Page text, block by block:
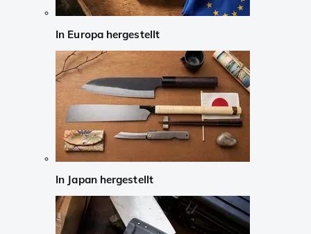
In Europa hergestellt
In Japan hergestellt